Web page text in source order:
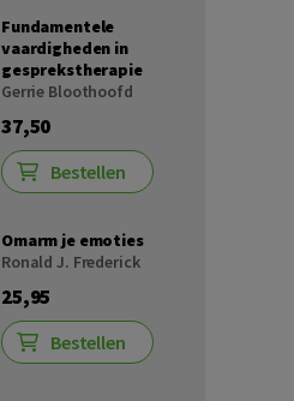
Fundamentele
vaardigheden in
gesprekstherapie
Gerrie Bloothoofd
37,50
Bestellen
Omarm je emoties
Ronald J. Frederick
25,95
Bestellen